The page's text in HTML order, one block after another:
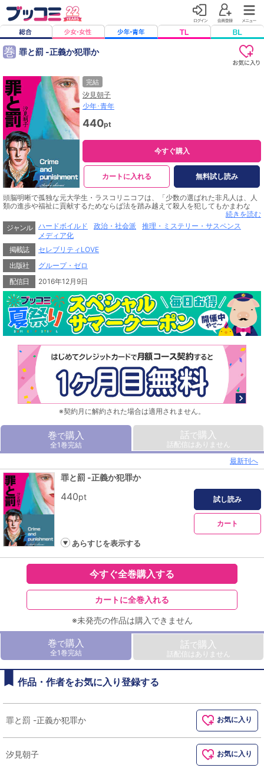
巻 罪と罰 -正義か犯罪か
完結
汐見朝子
少年･青年
440pt
今すぐ購入
カートに入れる 無料試し読み
頭脳明晰で孤独な元大学生・ラスコリニコフは、「少数の選ばれた非凡人は、人
類の進歩や福祉に貢献するためならば法を踏み越えて殺人を犯してもかまわな
い」という独自の理論から、社会的に害でしかないと彼が考える高利貸しの老婆
を殺害するが―――!?ドストエフスキーの代表作を、レディコミ界の第一人者・
汐見朝子の視点で完全漫画化!!
続きを読む
ジャンル
ハードボイルド 政治・社会派
推理・ミステリー・サスペンス
メディア化
掲載誌
セレブリティLOVE
出版社
グループ・ゼロ
配信日
2016年12月9日
※契約月に解約された場合は適用されません。
巻で購入
全1巻完結
話で購入
話配信はありません
最新刊へ
罪と罰 -正義か犯罪か
440pt 試し読み
カート
あらすじを表示する
今すぐ全巻購入する
カートに全巻入れる
※未発売の作品は購入できません
巻で購入
全1巻完結
話で購入
話配信はありません
作品・作者をお気に入り登録する
罪と罰 -正義か犯罪か お気に入り
汐見朝子 お気に入り